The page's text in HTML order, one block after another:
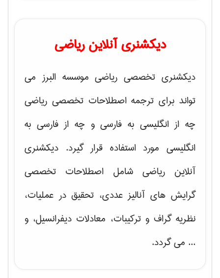
دیکشنری آنلاین ریاضی
دیکشنری تخصصی ریاضی موسسه البرز می
تواند برای ترجمه اصطلاحات تخصصی ریاضی
چه از انگلیسی به فارسی و چه از فارسی به
انگلیسی مورد استفاده قرار گیرد. دیکشنری
آنلاین ریاضی شامل اصطلاحات تخصصی
گرایش های آنالیز عددی، تحقیق در عملیات،
نظریه گراف و تركیبات، معادلات دیفرانسیل، و
... می گردد.